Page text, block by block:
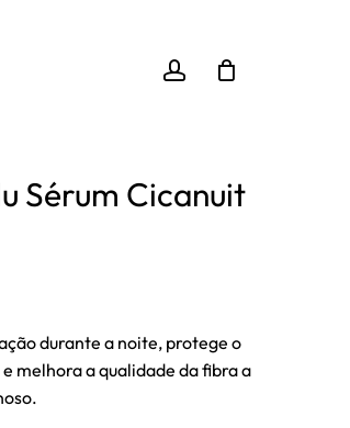
account
Sérum Cicanuit
durante a noite, protege o
melhora a qualidade da fibra a
Sérum Cicanuit 90ml”